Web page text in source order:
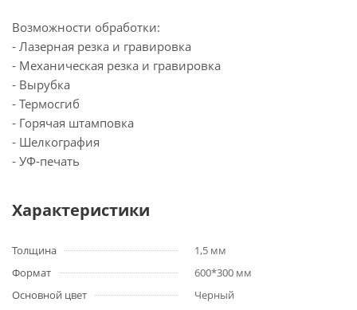
Возможности обработки:
- Лазерная резка и гравировка
- Механическая резка и гравировка
- Вырубка
- Термосгиб
- Горячая штамповка
- Шелкография
- УФ-печать
Характеристики
Толщина
1,5 мм
Формат
600*300 мм
Основной цвет
Черный